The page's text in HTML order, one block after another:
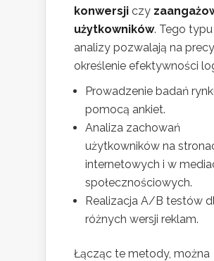
konwersji czy
użytkowników. Tego typu
analizy pozwalają na
określenie efektywności
Prowadzenie badań
pomocą ankiet.
Analiza zachowań
użytkowników na
internetowych i w
społecznościowych.
Realizacja A/B testów
różnych wersji reklam.
Łącząc te metody, można